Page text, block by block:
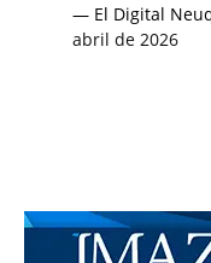
— El Digital
abril de 2026